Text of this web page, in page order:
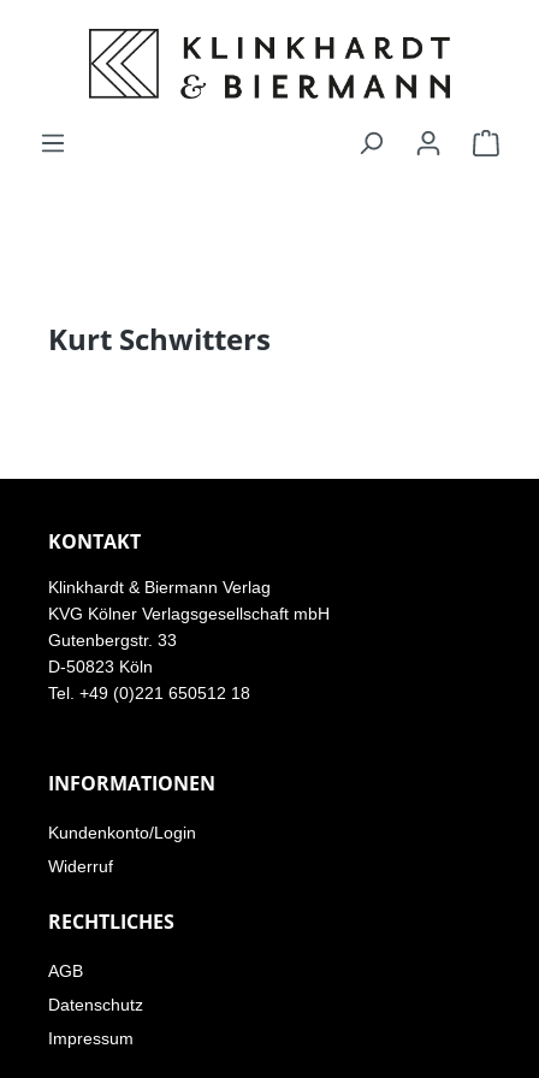
springen
Kurt Schwitters
KONTAKT
Klinkhardt & Biermann Verlag
KVG Kölner Verlagsgesellschaft mbH
Gutenbergstr. 33
D-50823 Köln
Tel. +49 (0)221 650512 18
INFORMATIONEN
Kundenkonto/Login
Widerruf
RECHTLICHES
AGB
Datenschutz
Impressum